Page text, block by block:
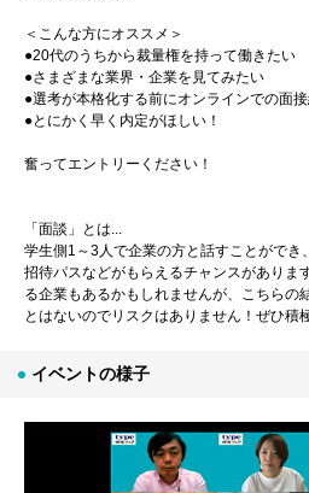
＜こんな方にオススメ＞
●20代のうちから裁量権を持って働きたい
●さまざまな業界・企業を見てみたい
●選考が本格化する前にオンラインでの面
●とにかく早く内定がほしい！
奮ってエントリーください！
「面談」とは...
学生側1～3人で企業の方と話すことができ
招待パスなどがもらえるチャンスがありま
る企業もあるかもしれませんが、こちらの
とはないのでリスクはありません！ぜひ積
イベントの様子